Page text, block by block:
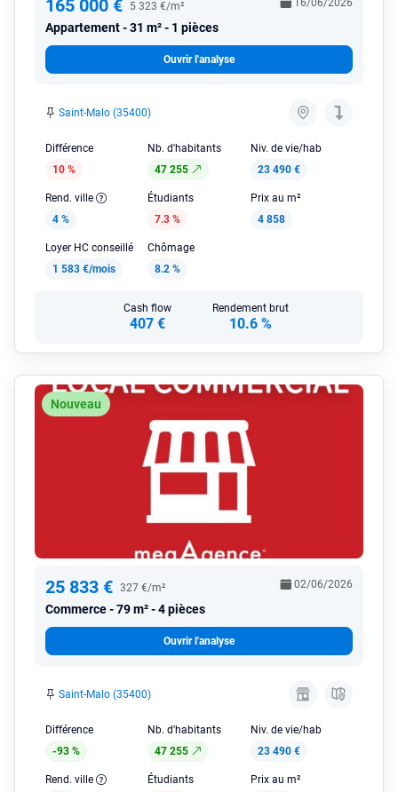
165 000 € 5 323 €/m²
Appartement 31 m² - 1 pièces
16/06/2026
Ouvrir l'analyse
Saint-Malo (35400)
Différence
10 %
Nb. d'habitants
47 255
Niv. de vie/hab
23 490 €
Rend. ville
4 %
Étudiants
7.3 %
Prix au m²
4 858
Loyer HC conseillé
1 583 €/mois
Chômage
8.2 %
Cash flow
407 €
Rendement brut
10.6 %
Nouveau
25 833 € 327 €/m²
Commerce 79 m² - 4 pièces
02/06/2026
Ouvrir l'analyse
Saint-Malo (35400)
Différence
-93 %
Nb. d'habitants
47 255
Niv. de vie/hab
23 490 €
Rend. ville
Étudiants
Prix au m²